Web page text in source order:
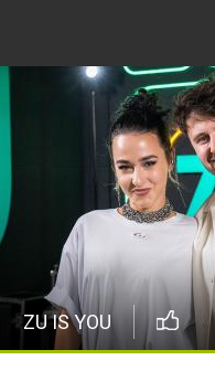
ZU IS YOU